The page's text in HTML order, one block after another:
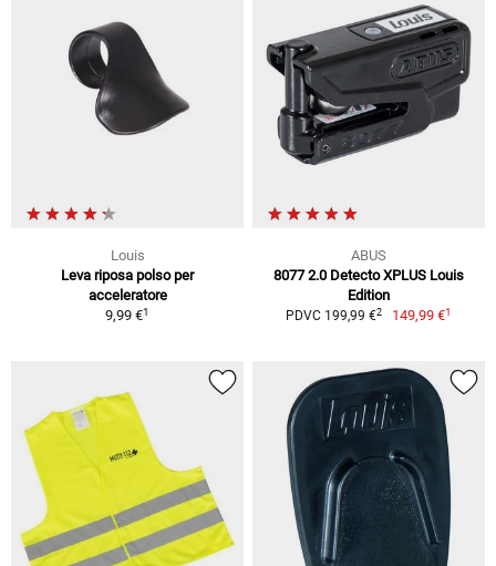
Louis
Leva riposa polso per
acceleratore
9,99 €1
ABUS
8077 2.0 Detecto XPLUS Louis
Edition
PDVC 199,99 €2 149,99 €1